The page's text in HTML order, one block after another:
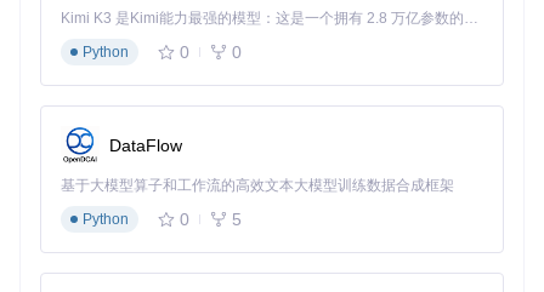
传统困境：不同国家的古籍平台采用不同的编码和格式，语言
障碍加剧了获取难度。bookget方案
率。
3.3 大型古籍图像集获取
传统困境：高分辨率古籍图像通常采用切片传输，传统工具难
像切片协议支持，自动拼接完整图像。实际效果：某博物馆数
字化项目使用bookget获取大型古籍图像集，图像拼接准确率
Kimi K3 是Kimi能力最强的模型：这是一个拥有 2.8 万亿参数的混合专家（MoE）模型，具备原生视觉理解能力，并支持 100 万 token 的上下文窗口。
Python
0 0
DataFlow
基于大模型算子和工作流的高效文本大模型训练数据合成框架
Python
0 5